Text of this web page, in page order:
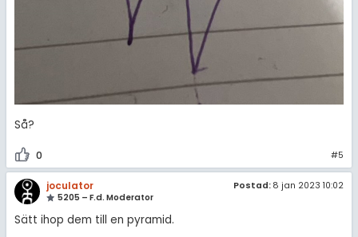
Så?
0 #5
joculator
5205 – F.d. Moderator
Postad: 8 jan 2023 10:02
Sätt ihop dem till en pyramid.